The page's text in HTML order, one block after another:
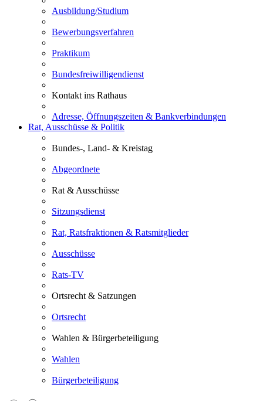
Ausbildung/Studium
Bewerbungsverfahren
Praktikum
Bundesfreiwilligendienst
Kontakt ins Rathaus
Adresse, Öffnungszeiten & Bankverbindungen
Rat, Ausschüsse & Politik
Bundes-, Land- & Kreistag
Abgeordnete
Rat & Ausschüsse
Sitzungsdienst
Rat, Ratsfraktionen & Ratsmitglieder
Ausschüsse
Rats-TV
Ortsrecht & Satzungen
Ortsrecht
Wahlen & Bürgerbeteiligung
Wahlen
Bürgerbeteiligung